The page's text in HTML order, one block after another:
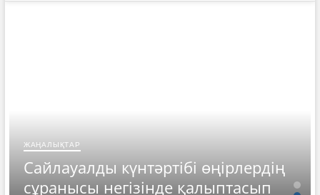
ЖАҢАЛЫҚТАР
Сайлауалды күнтәртібі өңірлердің
сұранысы негізінде қалыптасып